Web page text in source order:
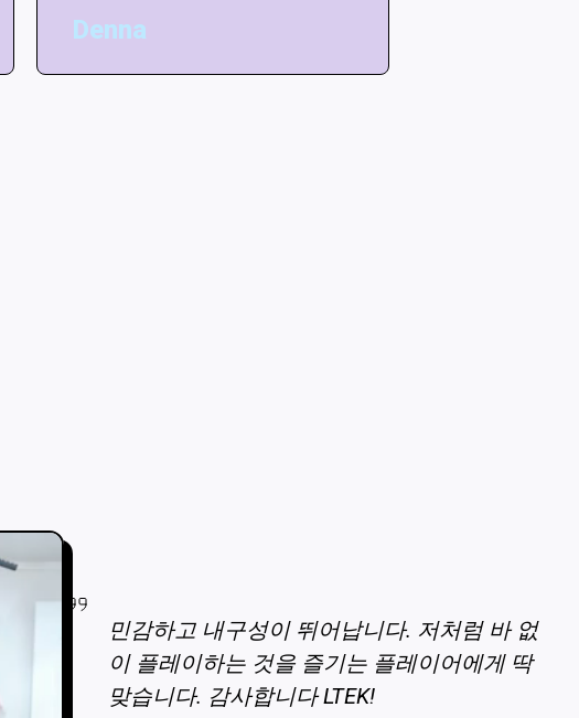
Denna
민감하고 내구성이 뛰어납니다. 저처럼 바 없
이 플레이하는 것을 즐기는 플레이어에게 딱
맞습니다. 감사합니다 LTEK!